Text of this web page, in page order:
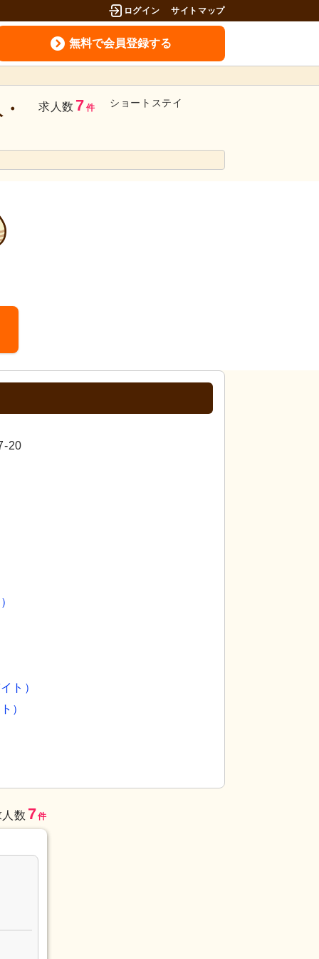
ログイン サイトマップ
無料で会員登録する
求人数 7 件 ショートステイ
20
ト）
）
人数 7件